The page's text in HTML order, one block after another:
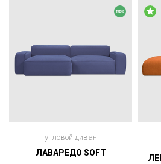
угловой диван
ЛАВАРЕДО SOFT